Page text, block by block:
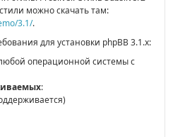
можно скачать там:
3.1/.
для установки phpBB 3.1.x:
операционной системы с
: